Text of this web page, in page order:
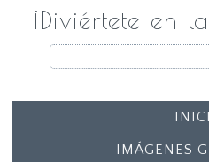
¡Diviértete en
IMÁGENES